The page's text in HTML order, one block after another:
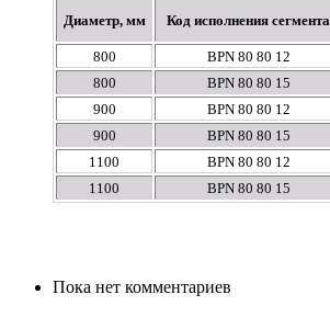
Диаметр, мм Код исполнения сегмента
800 BPN 80 80 12
800
BPN 80 80 15
900
BPN 80 80 12
900
BPN 80 80 15
1100
BPN 80 80 12
1100
BPN 80 80 15
Пока нет комментариев